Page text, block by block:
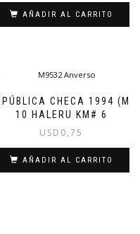
AÑADIR AL CARRITO
CHECA 1994 (M)
10 HALERU KM# 6
USD 0,75
AÑADIR AL CARRITO